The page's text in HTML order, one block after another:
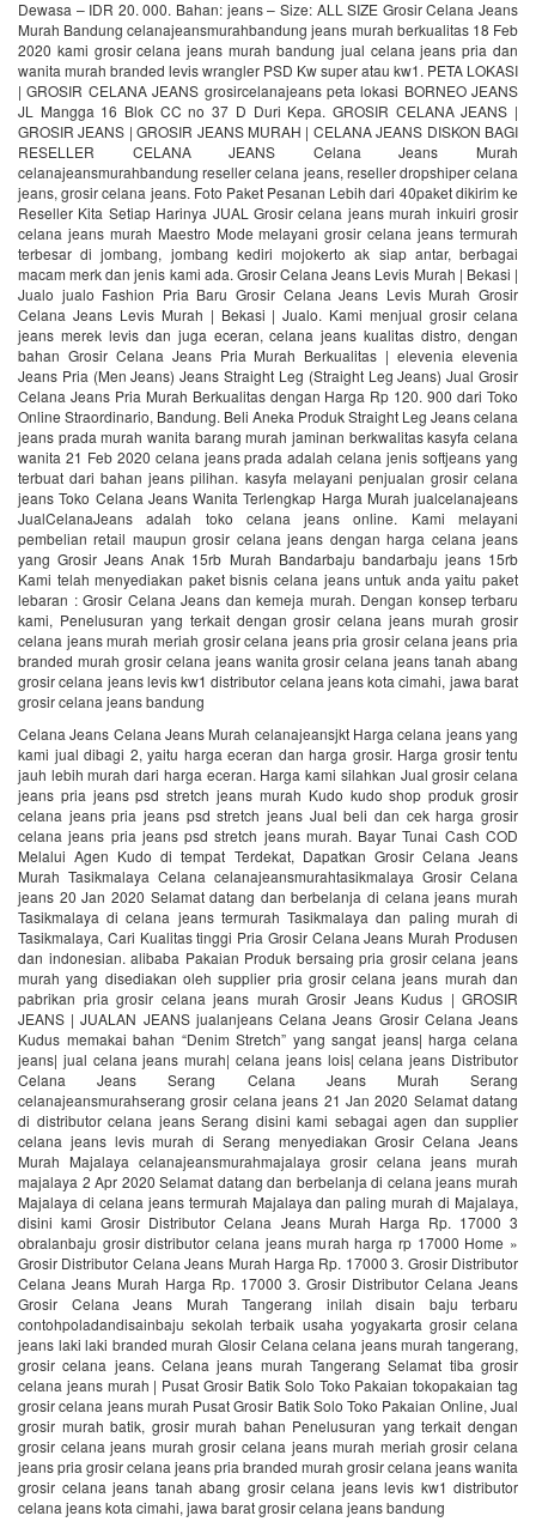
Dewasa – IDR 20. 000. Bahan: jeans – Size: ALL SIZE Grosir Celana Jeans
Murah Bandung celanajeansmurahbandung jeans murah berkualitas 18 Feb
2020 kami grosir celana jeans murah bandung jual celana jeans pria dan
wanita murah branded levis wrangler PSD Kw super atau kw1. PETA LOKASI
| GROSIR CELANA JEANS grosircelanajeans peta lokasi BORNEO JEANS
JL Mangga 16 Blok CC no 37 D Duri Kepa. GROSIR CELANA JEANS |
GROSIR JEANS | GROSIR JEANS MURAH | CELANA JEANS DISKON BAGI
RESELLER CELANA JEANS Celana Jeans Murah
celanajeansmurahbandung reseller celana jeans, reseller dropshiper celana
jeans, grosir celana jeans. Foto Paket Pesanan Lebih dari 40paket dikirim ke
Reseller Kita Setiap Harinya JUAL Grosir celana jeans murah inkuiri grosir
celana jeans murah Maestro Mode melayani grosir celana jeans termurah
terbesar di jombang, jombang kediri mojokerto ak siap antar, berbagai
macam merk dan jenis kami ada. Grosir Celana Jeans Levis Murah | Bekasi |
Jualo jualo Fashion Pria Baru Grosir Celana Jeans Levis Murah Grosir
Celana Jeans Levis Murah | Bekasi | Jualo. Kami menjual grosir celana
jeans merek levis dan juga eceran, celana jeans kualitas distro, dengan
bahan Grosir Celana Jeans Pria Murah Berkualitas | elevenia elevenia
Jeans Pria (Men Jeans) Jeans Straight Leg (Straight Leg Jeans) Jual Grosir
Celana Jeans Pria Murah Berkualitas dengan Harga Rp 120. 900 dari Toko
Online Straordinario, Bandung. Beli Aneka Produk Straight Leg Jeans celana
jeans prada murah wanita barang murah jaminan berkwalitas kasyfa celana
wanita 21 Feb 2020 celana jeans prada adalah celana jenis softjeans yang
terbuat dari bahan jeans pilihan. kasyfa melayani penjualan grosir celana
jeans Toko Celana Jeans Wanita Terlengkap Harga Murah jualcelanajeans
JualCelanaJeans adalah toko celana jeans online. Kami melayani
pembelian retail maupun grosir celana jeans dengan harga celana jeans
yang Grosir Jeans Anak 15rb Murah Bandarbaju bandarbaju jeans 15rb
Kami telah menyediakan paket bisnis celana jeans untuk anda yaitu paket
lebaran : Grosir Celana Jeans dan kemeja murah. Dengan konsep terbaru
kami, Penelusuran yang terkait dengan grosir celana jeans murah grosir
celana jeans murah meriah grosir celana jeans pria grosir celana jeans pria
branded murah grosir celana jeans wanita grosir celana jeans tanah abang
grosir celana jeans levis kw1 distributor celana jeans kota cimahi, jawa barat
grosir celana jeans bandung
Celana Jeans Celana Jeans Murah celanajeansjkt Harga celana jeans yang
kami jual dibagi 2, yaitu harga eceran dan harga grosir. Harga grosir tentu
jauh lebih murah dari harga eceran. Harga kami silahkan Jual grosir celana
jeans pria jeans psd stretch jeans murah Kudo kudo shop produk grosir
celana jeans pria jeans psd stretch jeans Jual beli dan cek harga grosir
celana jeans pria jeans psd stretch jeans murah. Bayar Tunai Cash COD
Melalui Agen Kudo di tempat Terdekat, Dapatkan Grosir Celana Jeans
Murah Tasikmalaya Celana celanajeansmurahtasikmalaya Grosir Celana
jeans 20 Jan 2020 Selamat datang dan berbelanja di celana jeans murah
Tasikmalaya di celana jeans termurah Tasikmalaya dan paling murah di
Tasikmalaya, Cari Kualitas tinggi Pria Grosir Celana Jeans Murah Produsen
dan indonesian. alibaba Pakaian Produk bersaing pria grosir celana jeans
murah yang disediakan oleh supplier pria grosir celana jeans murah dan
pabrikan pria grosir celana jeans murah Grosir Jeans Kudus | GROSIR
JEANS | JUALAN JEANS jualanjeans Celana Jeans Grosir Celana Jeans
Kudus memakai bahan “Denim Stretch” yang sangat jeans| harga celana
jeans| jual celana jeans murah| celana jeans lois| celana jeans Distributor
Celana Jeans Serang Celana Jeans Murah Serang
celanajeansmurahserang grosir celana jeans 21 Jan 2020 Selamat datang
di distributor celana jeans Serang disini kami sebagai agen dan supplier
celana jeans levis murah di Serang menyediakan Grosir Celana Jeans
Murah Majalaya celanajeansmurahmajalaya grosir celana jeans murah
majalaya 2 Apr 2020 Selamat datang dan berbelanja di celana jeans murah
Majalaya di celana jeans termurah Majalaya dan paling murah di Majalaya,
disini kami Grosir Distributor Celana Jeans Murah Harga Rp. 17000 3
obralanbaju grosir distributor celana jeans murah harga rp 17000 Home »
Grosir Distributor Celana Jeans Murah Harga Rp. 17000 3. Grosir Distributor
Celana Jeans Murah Harga Rp. 17000 3. Grosir Distributor Celana Jeans
Grosir Celana Jeans Murah Tangerang inilah disain baju terbaru
contohpoladandisainbaju sekolah terbaik usaha yogyakarta grosir celana
jeans laki laki branded murah Glosir Celana celana jeans murah tangerang,
grosir celana jeans. Celana jeans murah Tangerang Selamat tiba grosir
celana jeans murah | Pusat Grosir Batik Solo Toko Pakaian tokopakaian tag
grosir celana jeans murah Pusat Grosir Batik Solo Toko Pakaian Online, Jual
grosir murah batik, grosir murah bahan Penelusuran yang terkait dengan
grosir celana jeans murah grosir celana jeans murah meriah grosir celana
jeans pria grosir celana jeans pria branded murah grosir celana jeans wanita
grosir celana jeans tanah abang grosir celana jeans levis kw1 distributor
celana jeans kota cimahi, jawa barat grosir celana jeans bandung